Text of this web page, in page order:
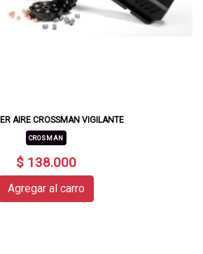
AIRE CROSSMAN VIGILANTE
CROSMAN
$ 138.000
Agregar al carro